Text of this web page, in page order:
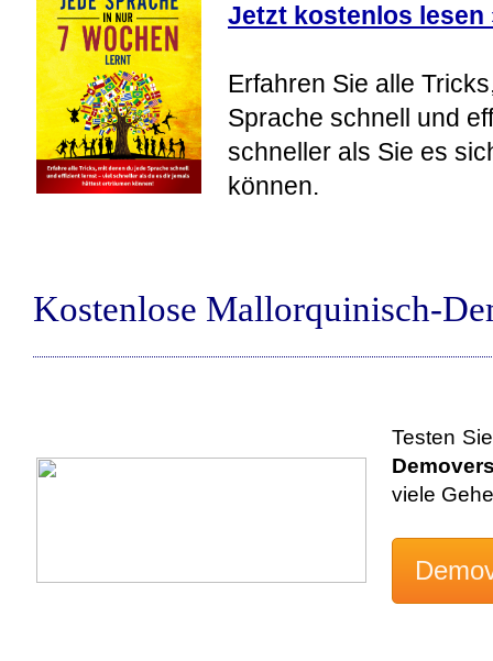
Jetzt kostenlos lesen
Erfahren Sie alle
Sprache schnell und
schneller als Sie es
können.
Kostenlose Mallorquinisch-
Testen
viele